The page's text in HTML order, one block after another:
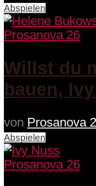
Abspielen
Prosanova 26
Willst du
bauen,
von Prosanova
Abspielen
Prosanova 26